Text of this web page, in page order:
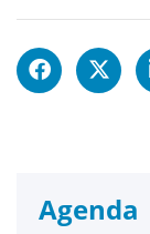
Agenda